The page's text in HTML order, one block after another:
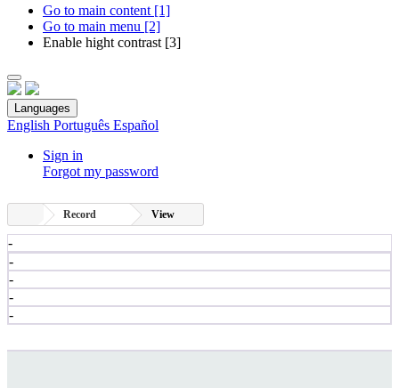
Go to main content [1]
Go to main menu [2]
Enable hight contrast [3]
Languages
English Português Español
Sign in
Forgot my password
Record View
-
-
-
-
-